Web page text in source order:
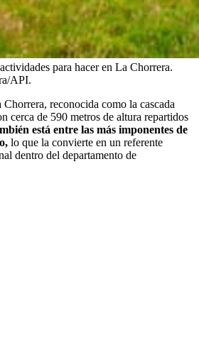
para hacer en La Chorrera.
API.
reconocida como la cascada
cerca de 590 metros de altura repartidos
está entre las más imponentes de
lo que la convierte en un referente
dentro del departamento de